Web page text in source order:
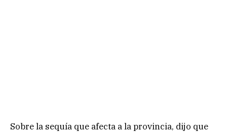
Sobre la sequía que afecta a la provincia, dijo que